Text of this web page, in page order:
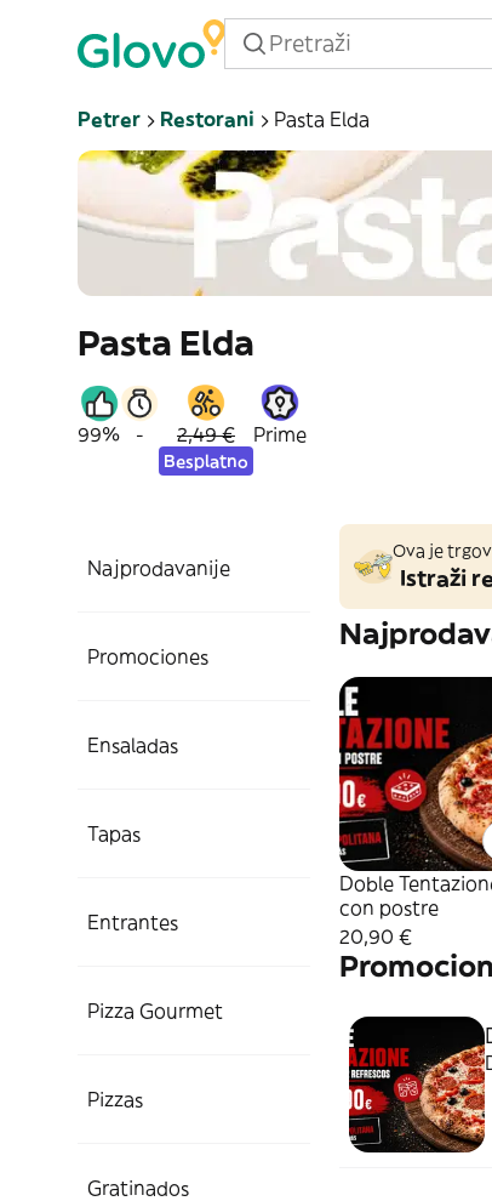
Petrer Restorani Pasta Elda
Pasta Elda
99% - 2,49 €
Besplatno
Prime
Najprodavanije
Promociones
Ensaladas
Tapas
Entrantes
Pizza Gourmet
Pizzas
Gratinados
Ova je
Istraži
Doble
con postre
20,90 €